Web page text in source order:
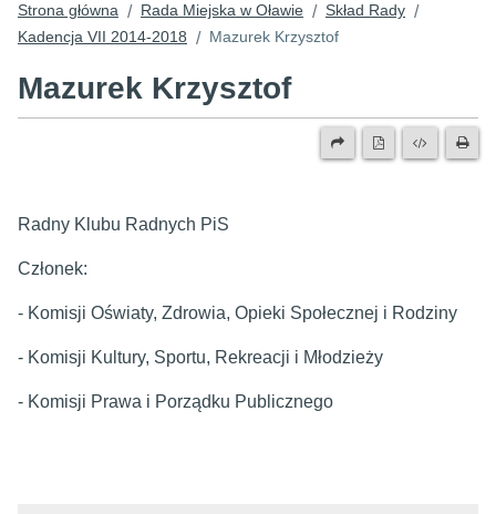
Strona główna / Rada Miejska w Oławie / Skład Rady /
Kadencja VII 2014-2018 / Mazurek Krzysztof
Mazurek Krzysztof
Radny Klubu Radnych PiS
Członek:
- Komisji Oświaty, Zdrowia, Opieki Społecznej i Rodziny
- Komisji Kultury, Sportu, Rekreacji i Młodzieży
- Komisji Prawa i Porządku Publicznego